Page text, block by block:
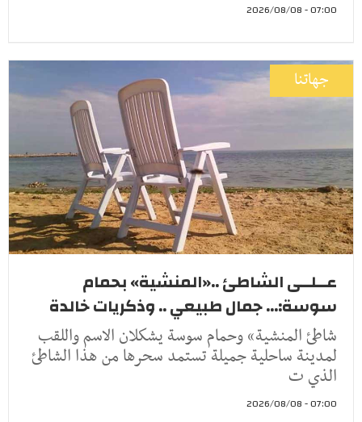
07:00 - 2026/08/08
جهاتنا
عــلــى الشاطئ ..«المنشية» بحمام
سوسة:... جمال طبيعي .. وذكريات خالدة
شاطئ المنشية» وحمام سوسة يشكلان الاسم واللقب
لمدينة ساحلية جميلة تستمد سحرها من هذا الشاطئ
الذي ت
07:00 - 2026/08/08